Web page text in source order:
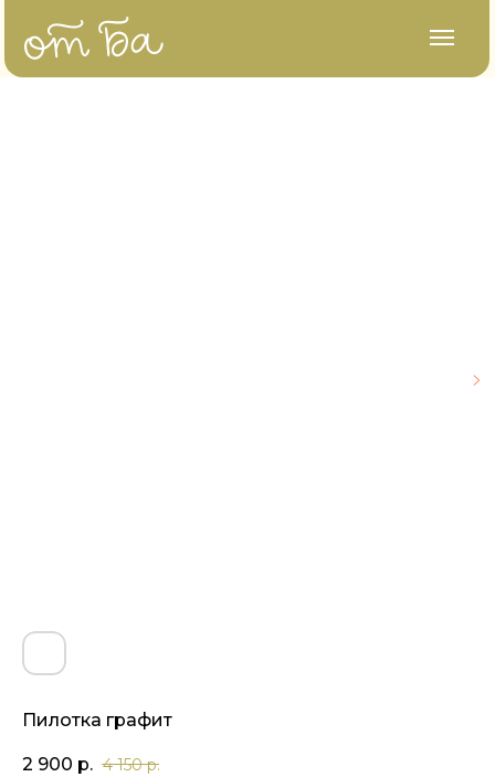
Пилотка графит
2 900 р. 4 150 р.